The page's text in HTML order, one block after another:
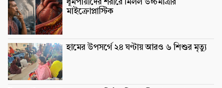
ধূমপায়ীদের শরীরে মিলল উচ্চমাত্রার
মাইক্রোপ্লাস্টিক
হামের উপসর্গে ২৪ ঘণ্টায় আরও ৬ শিশুর মৃত্যু